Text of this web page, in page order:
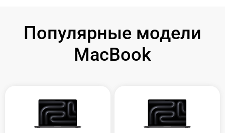
Популярные модели
MacBook